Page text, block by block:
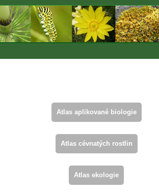
Atlas aplikované biologie
Atlas cévnatých rostlin
Atlas ekologie